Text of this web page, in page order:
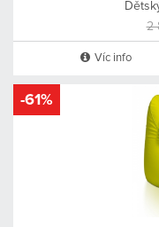
2
Víc info
-61%